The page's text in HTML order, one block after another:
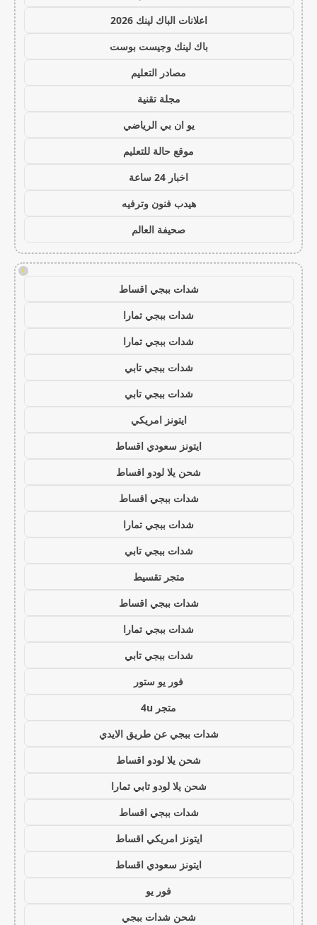
اعلانات الباك لينك 2026
باك لينك وجيست بوست
مصادر التعليم
مجلة تقنية
يو ان بي الرياضي
موقع حالة للتعليم
اخبار 24 ساعة
هيدب فنون وترفيه
صحيفة العالم
!
شدات ببجي اقساط
شدات ببجي تمارا
شدات ببجي تمارا
شدات ببجي تابي
شدات ببجي تابي
ايتونز امريكي
ايتونز سعودي اقساط
شحن يلا لودو اقساط
شدات ببجي اقساط
شدات ببجي تمارا
شدات ببجي تابي
متجر تقسيط
شدات ببجي اقساط
شدات ببجي تمارا
شدات ببجي تابي
فور يو ستور
متجر 4u
شدات ببجي عن طريق الايدي
شحن يلا لودو اقساط
شحن يلا لودو تابي تمارا
شدات ببجي اقساط
ايتونز امريكي اقساط
ايتونز سعودي اقساط
فور يو
شحن شدات ببجي